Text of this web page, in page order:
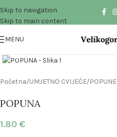
Skip to navigation
Skip to main content
MENU
Početna/UMJETNO CVIJEĆE/POPUNE
POPUNA
1.80 €